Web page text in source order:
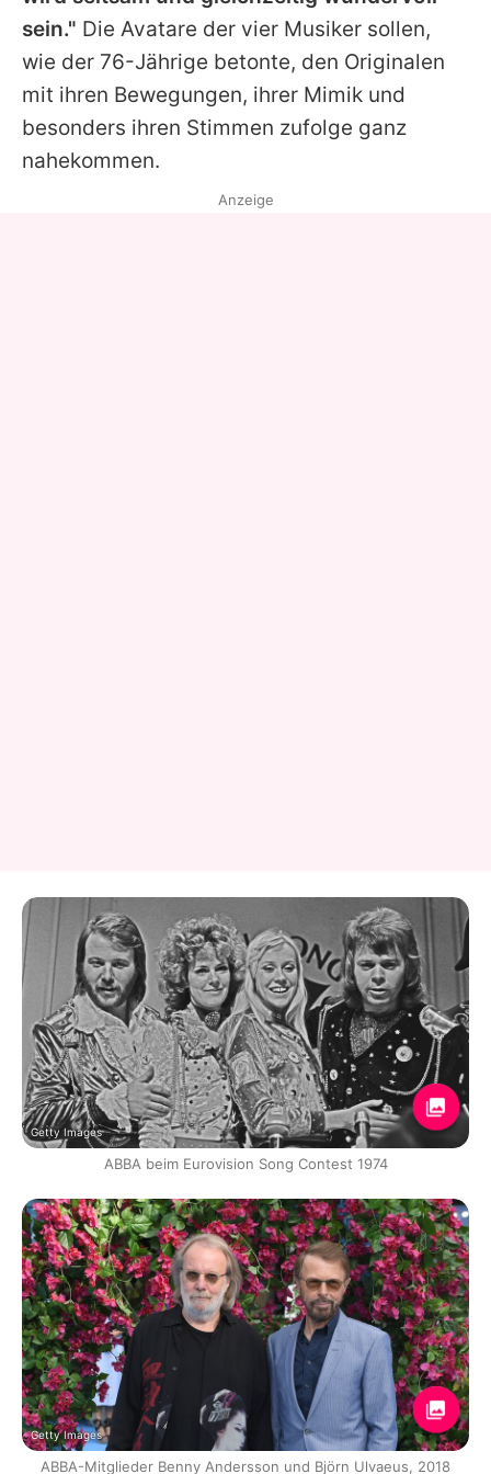
sein." Die Avatare der vier Musiker sollen,
wie der 76-Jährige betonte, den Originalen
mit ihren Bewegungen, ihrer Mimik und
besonders ihren Stimmen zufolge ganz
nahekommen.
Anzeige
Getty Images
ABBA beim Eurovision Song Contest 1974
Getty Images
ABBA-Mitglieder Benny Andersson und Björn Ulvaeus, 2018